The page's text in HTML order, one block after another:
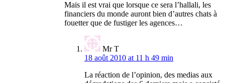
Mais il est vrai que lorsque ce sera l’hallali, les
financiers du monde auront bien d’autres chats à
fouetter que de fustiger les agences…
Mr T
18 août 2010 at 11 h 49 min
La réaction de l’opinion, des medias aux